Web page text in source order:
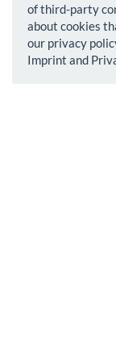
of third-party
about cookies
our privacy
Imprint and